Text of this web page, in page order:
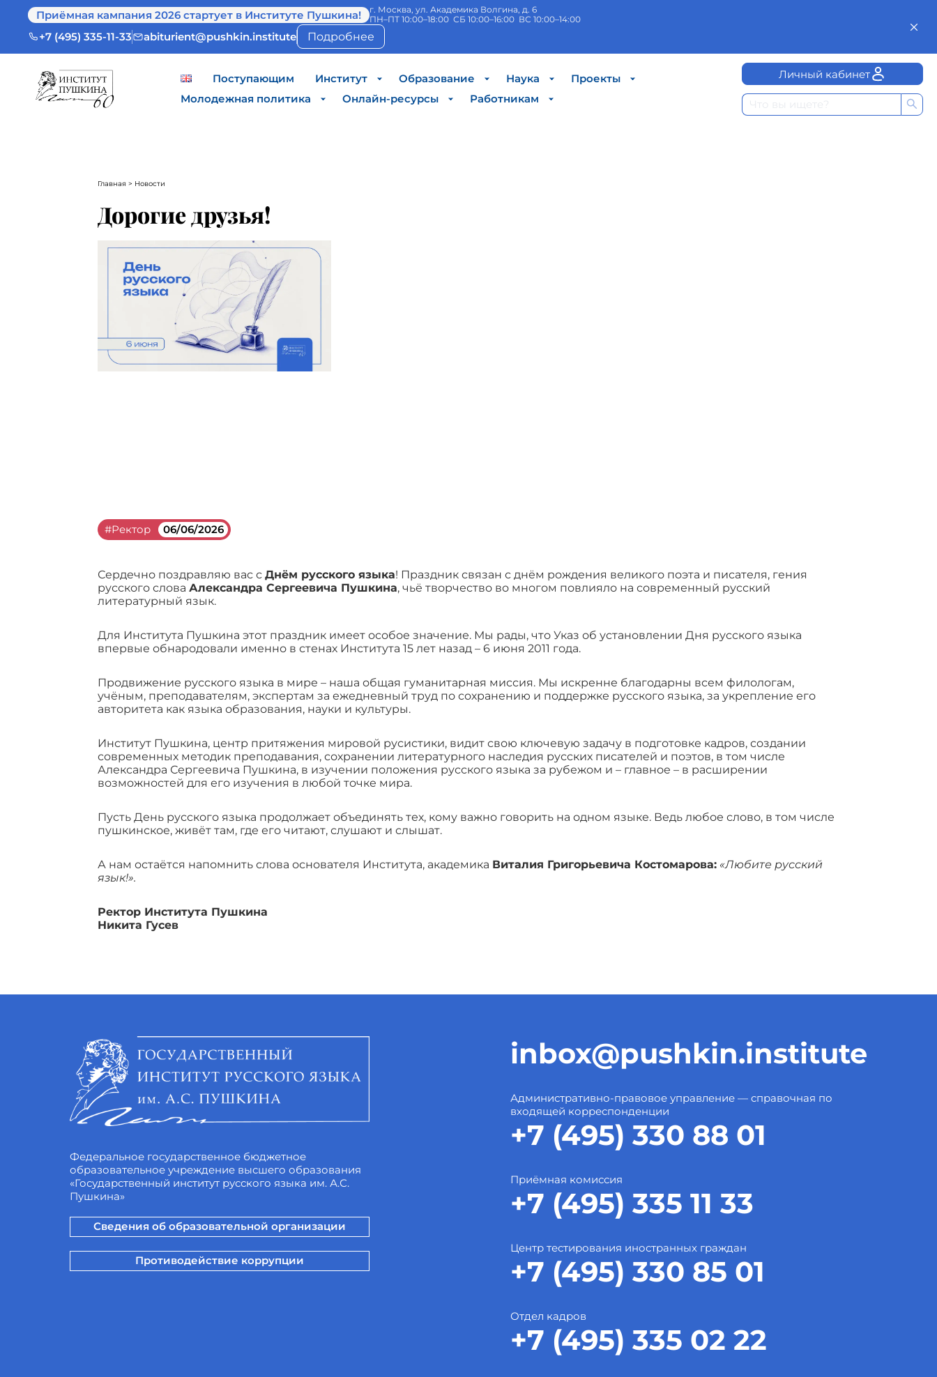
Приёмная кампания 2026 стартует в Институте Пушкина!
г. Москва, ул. Академика Волгина, д. 6
ПН–ПТ 10:00–18:00 СБ 10:00–16:00 ВС 10:00–14:00
+7 (495) 335-11-33 abiturient@pushkin.institute Подробнее
Поступающим Институт Образование Наука
Проекты
Молодежная политика
Онлайн-ресурсы Работникам
Личный кабинет
Главная > Новости
Дорогие друзья!
#Ректор 06/06/2026
Сердечно поздравляю вас с Днём русского языка! Праздник связан с днём рождения великого поэта и писателя, гения
русского слова Александра Сергеевича Пушкина, чьё творчество во многом повлияло на современный русский
литературный язык.
Для Института Пушкина этот праздник имеет особое значение. Мы рады, что Указ об установлении Дня русского языка
впервые обнародовали именно в стенах Института 15 лет назад – 6 июня 2011 года.
Продвижение русского языка в мире – наша общая гуманитарная миссия. Мы искренне благодарны всем филологам,
учёным, преподавателям, экспертам за ежедневный труд по сохранению и поддержке русского языка, за укрепление его
авторитета как языка образования, науки и культуры.
Институт Пушкина, центр притяжения мировой русистики, видит свою ключевую задачу в подготовке кадров, создании
современных методик преподавания, сохранении литературного наследия русских писателей и поэтов, в том числе
Александра Сергеевича Пушкина, в изучении положения русского языка за рубежом и – главное – в расширении
возможностей для его изучения в любой точке мира.
Пусть День русского языка продолжает объединять тех, кому важно говорить на одном языке. Ведь любое слово, в том числе
пушкинское, живёт там, где его читают, слушают и слышат.
А нам остаётся напомнить слова основателя Института, академика Виталия Григорьевича Костомарова: «Любите русский
язык!».
Ректор Института Пушкина
Никита Гусев
Федеральное государственное бюджетное
образовательное учреждение высшего образования
«Государственный институт русского языка им. А.С.
Пушкина»
Сведения об образовательной организации
Противодействие коррупции
inbox@pushkin.institute
Административно-правовое управление — справочная по
входящей корреспонденции
+7 (495) 330 88 01
Приёмная комиссия
+7 (495) 335 11 33
Центр тестирования иностранных граждан
+7 (495) 330 85 01
Отдел кадров
+7 (495) 335 02 22